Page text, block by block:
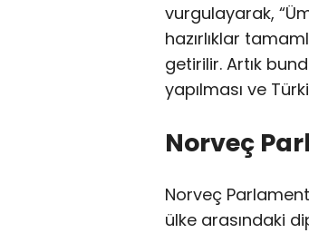
vurgulayarak,
hazırlıklar
getirilir. Artık
yapılması ve
Norveç
Norveç
ülke arasındaki